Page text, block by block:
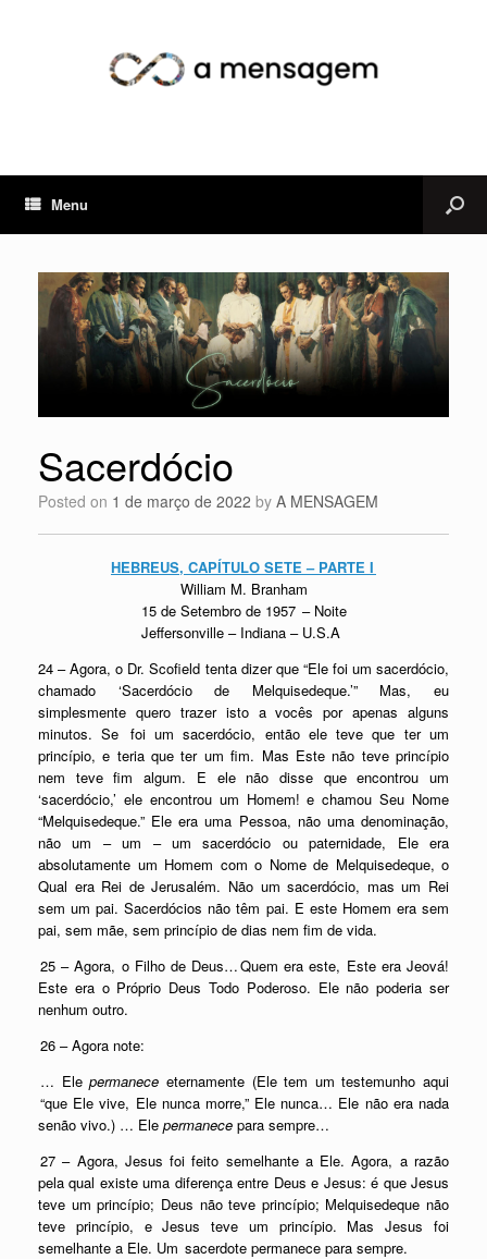
Menu
Sacerdócio
Posted on 1 de março de 2022 by A MENSAGEM
HEBREUS, CAPÍTULO SETE – PARTE I
William M. Branham
15 de Setembro de 1957 – Noite
Jeffersonville – Indiana – U.S.A
24 – Agora, o Dr. Scofield tenta dizer que “Ele foi um sacerdócio,
chamado ‘Sacerdóciode Melquisedeque.’” Mas, eu
simplesmente quero trazer isto a vocês por apenas alguns
minutos. Se foi umsacerdócio, então ele teve que ter um
princípio, e teria que ter um fim. Mas Este não teve princípio
nem teve fim algum. E ele não disse que encontrou um
‘sacerdócio,’ ele encontrou um Homem! e chamou Seu Nome
“Melquisedeque.” Ele era uma Pessoa, não uma denominação,
não um – um – umsacerdócio ou paternidade, Ele era
absolutamente um Homem com o Nome de Melquisedeque, o
Qual era Rei de Jerusalém. Não umsacerdócio, mas um Rei
sem um pai.Sacerdócios não têm pai. E este Homem era sem
pai, sem mãe, sem princípio de dias nem fim de vida.
25 – Agora, o Filho de Deus… Quem era este, Este era Jeová!
Este era o Próprio Deus Todo Poderoso. Ele não poderia ser
nenhum outro.
26 – Agora note:
… Elepermanece eternamente (Ele tem um testemunho aqui
“que Ele vive, Ele nunca morre,” Ele nunca… Ele não era nada
senão vivo.) … Ele permanece para sempre…
27 – Agora, Jesus foi feito semelhante a Ele. Agora, a razão
pela qual existe uma diferença entre Deus e Jesus: é que Jesus
teve um princípio; Deus não teve princípio; Melquisedeque não
teve princípio, e Jesus teve um princípio. Mas Jesus foi
semelhante a Ele. Um sacerdote permanece para sempre.